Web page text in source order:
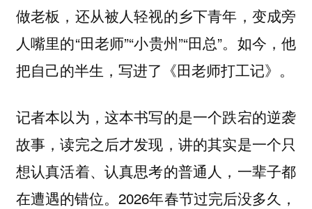
做老板，还从被人轻视的乡下青年，变成旁
人嘴里的“田老师”“小贵州”“田总”。如今，他
把自己的半生，写进了《田老师打工记》。
记者本以为，这本书写的是一个跌宕的逆袭
故事，读完之后才发现，讲的其实是一个只
想认真活着、认真思考的普通人，一辈子都
在遭遇的错位。2026年春节过完后没多久，